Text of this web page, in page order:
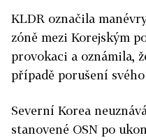
KLDR označila
zóně mezi Korejským
provokaci a oznámila,
případě porušení
Severní Korea
stanovené OSN po